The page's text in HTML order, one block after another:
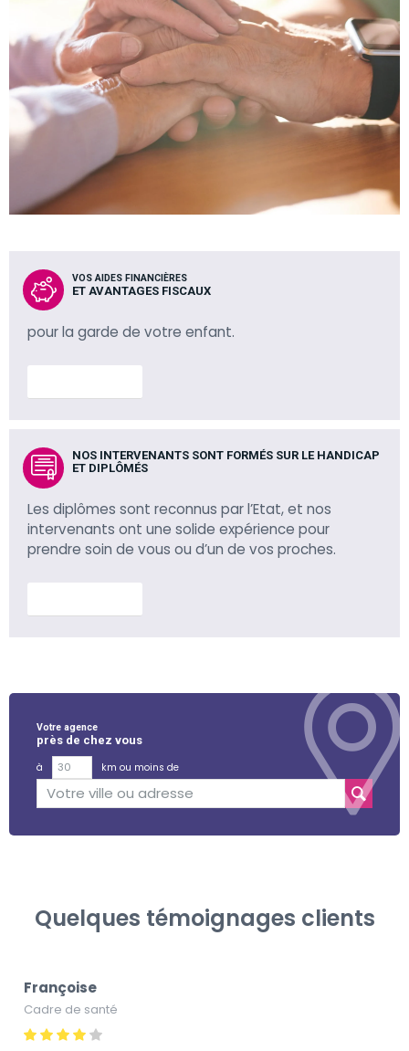
VOS AIDES FINANCIÈRES
ET AVANTAGES FISCAUX
pour la garde de votre enfant.
NOS INTERVENANTS SONT FORMÉS SUR LE HANDICAP
ET DIPLÔMÉS
Les diplômes sont reconnus par l’Etat, et nos
intervenants ont une solide expérience pour
prendre soin de vous ou d’un de vos proches.
Votre agence
près de chez vous
à
km ou moins de
Quelques témoignages clients
Françoise
Cadre de santé